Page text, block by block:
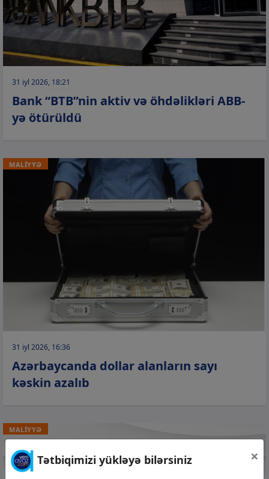
31 iyl 2026, 18:21
Bank “BTB”nin aktiv və öhdəlikləri ABB-
yə ötürüldü
MALİYYƏ
31 iyl 2026, 16:36
Azərbaycanda dollar alanların sayı
kəskin azalıb
MALİYYƏ
Tətbiqimizi yükləyə bilərsiniz ×